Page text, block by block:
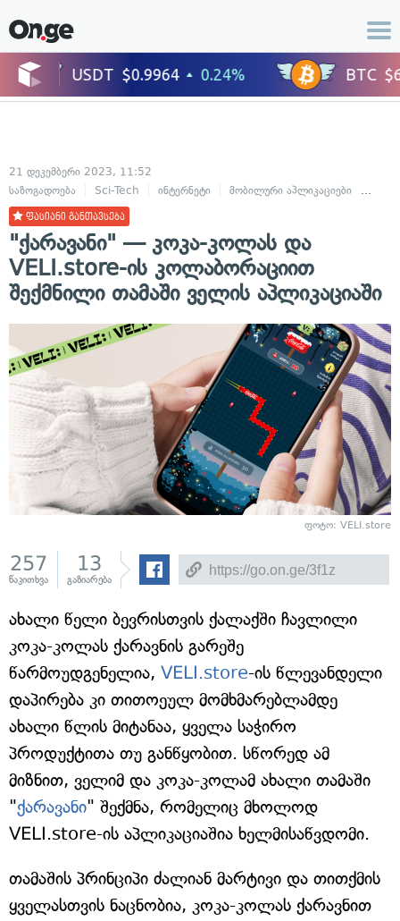
21 დეკემბერი 2023, 11:52
საზოგადოება
Sci-Tech ინტერნეტი მობილური აპლიკაციები
ფასიანი განთავსება
"ქარავანი" — კოკა-კოლას და
VELI.store-ის კოლაბორაციით
შექმნილი თამაში ველის აპლიკაციაში
ფოტო: VELI.store
257
წაკითხვა
13
გაზიარება
ახალი წელი ბევრისთვის ქალაქში ჩავლილი
კოკა-კოლას ქარავნის გარეშე
წარმოუდგენელია, VELI.store-ის წლევანდელი
დაპირება კი თითოეულ მომხმარებლამდე
ახალი წლის მიტანაა, ყველა საჭირო
პროდუქტითა თუ განწყობით. სწორედ ამ
მიზნით, ველიმ და კოკა-კოლამ ახალი თამაში
"ქარავანი" შექმნა, რომელიც მხოლოდ
VELI.store-ის აპლიკაციაშია ხელმისაწვდომი.
თამაშის პრინციპი ძალიან მარტივი და თითქმის
ყველასთვის ნაცნობია, კოკა-კოლას ქარავნით